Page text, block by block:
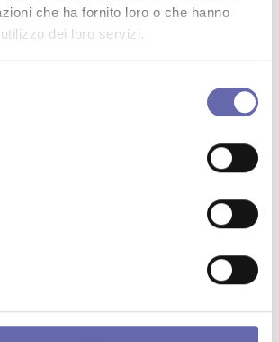
che ha fornito loro o che hanno
dei loro servizi.
a ricevere comunicazioni e